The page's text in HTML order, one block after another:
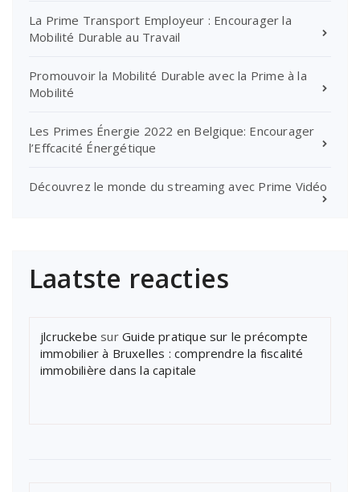
La Prime Transport Employeur : Encourager la
Mobilité Durable au Travail
Promouvoir la Mobilité Durable avec la Prime à la
Mobilité
Les Primes Énergie 2022 en Belgique: Encourager
l’Effcacité Énergétique
Découvrez le monde du streaming avec Prime Vidéo
Laatste reacties
jlcruckebe sur Guide pratique sur le précompte
immobilier à Bruxelles : comprendre la fiscalité
immobilière dans la capitale